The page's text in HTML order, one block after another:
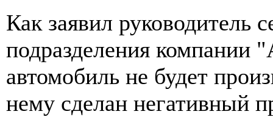
Как заявил руководитель
подразделения компании
автомобиль не будет
нему сделан негативный